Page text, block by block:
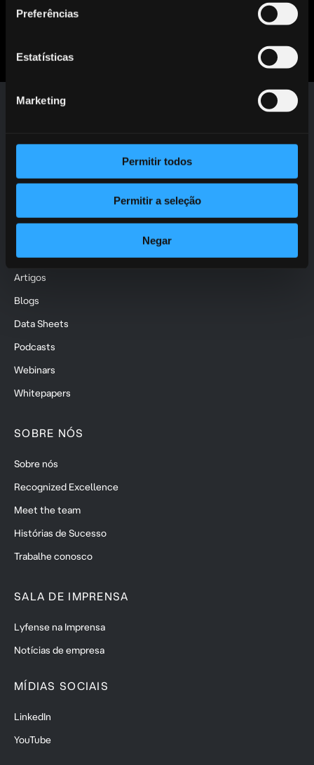
Preferências
Estatísticas
Marketing
Permitir todos
Permitir a seleção
Negar
Lyfense Fraud Prevention
Lyfense AML
Lyfense Money Mule Account Detection
Artigos
Blogs
Data Sheets
Podcasts
Webinars
Whitepapers
SOBRE NÓS
Sobre nós
Recognized Excellence
Meet the team
Histórias de Sucesso
Trabalhe conosco
SALA DE IMPRENSA
Lyfense na Imprensa
Notícias de empresa
MÍDIAS SOCIAIS
LinkedIn
YouTube